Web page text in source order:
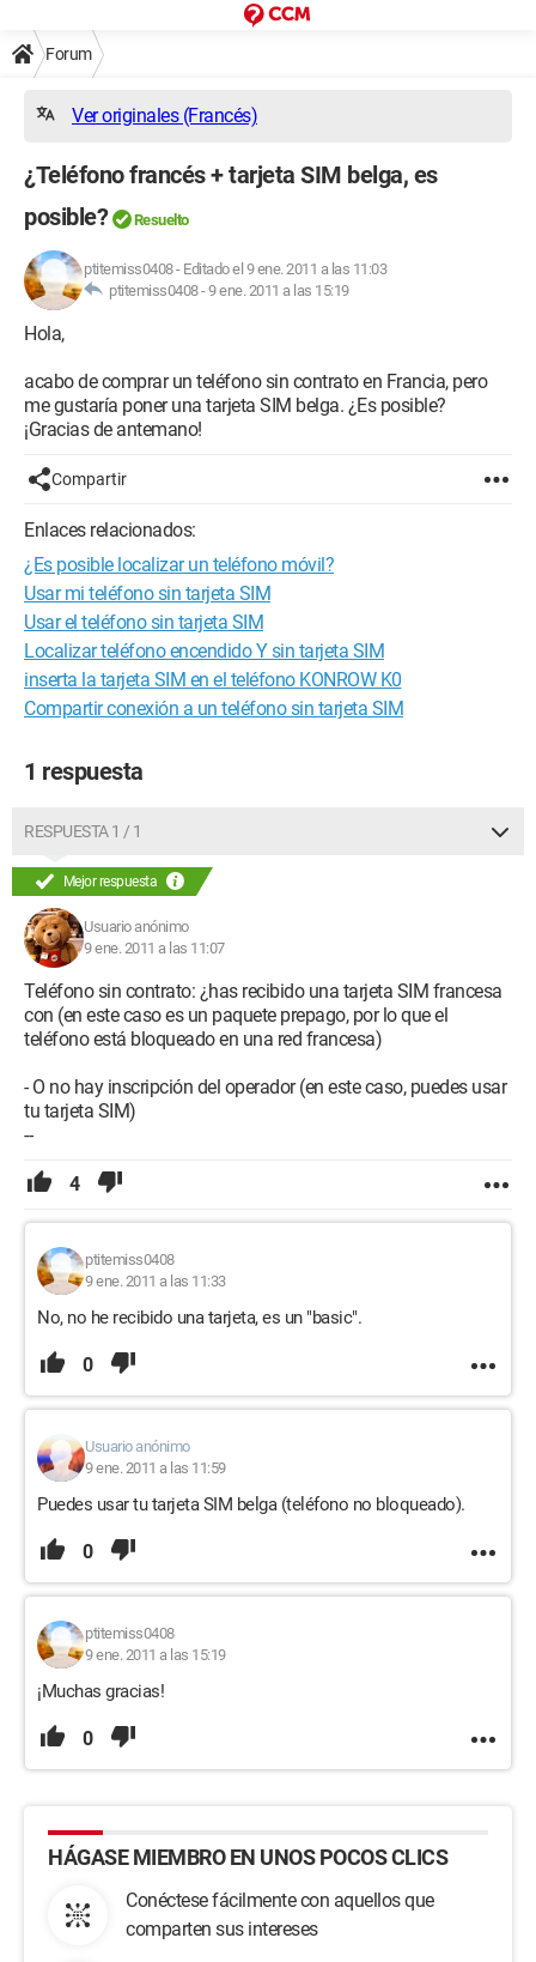
Forum
Ver originales (Francés)
¿Teléfono francés + tarjeta SIM belga, es
posible?
Resuelto
ptitemiss0408- Editado el 9 ene. 2011 a las 11:03
ptitemiss0408 -9 ene. 2011 a las 15:19
Hola,
acabo de comprar un teléfono sin contrato en Francia, pero
me gustaría poner una tarjeta SIM belga. ¿Es posible?
¡Gracias de antemano!
Compartir
Enlaces relacionados:
¿Es posible localizar un teléfono móvil?
Usar mi teléfono sin tarjeta SIM
Usar el teléfono sin tarjeta SIM
Localizar teléfono encendido Y sin tarjeta SIM
inserta la tarjeta SIM en el teléfono KONROW K0
Compartir conexión a un teléfono sin tarjeta SIM
1 respuesta
RESPUESTA 1 / 1
Mejor respuesta
Usuario anónimo
9 ene. 2011 a las 11:07
Teléfono sin contrato: ¿has recibido una tarjeta SIM francesa
con (en este caso es un paquete prepago, por lo que el
teléfono está bloqueado en una red francesa)
- O no hay inscripción del operador (en este caso, puedes usar
tu tarjeta SIM)
--
4
ptitemiss0408
9 ene. 2011 a las 11:33
No, no he recibido una tarjeta, es un "basic".
0
Usuario anónimo
9 ene. 2011 a las 11:59
Puedes usar tu tarjeta SIM belga (teléfono no bloqueado).
0
ptitemiss0408
9 ene. 2011 a las 15:19
¡Muchas gracias!
0
HÁGASE MIEMBRO EN UNOS POCOS CLICS
Conéctese fácilmente con aquellos que
comparten sus intereses